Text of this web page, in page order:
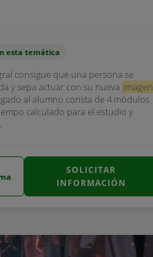
esta temática
consigue que una persona se
y sepa actuar con su nueva imagen
al alumno consta de 4 módulos
calculado para el estudio y
SOLICITAR
INFORMACIÓN